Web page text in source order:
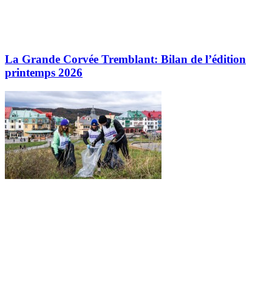
La Grande Corvée Tremblant: Bilan de l’édition
printemps 2026